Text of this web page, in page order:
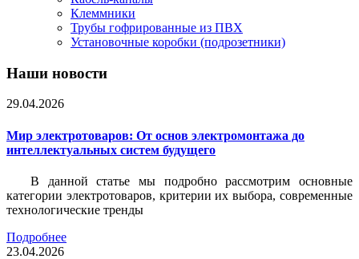
Клеммники
Трубы гофрированные из ПВХ
Установочные коробки (подрозетники)
Наши новости
29.04.2026
Мир электротоваров: От основ электромонтажа до
интеллектуальных систем будущего
В данной статье мы подробно рассмотрим основные
категории электротоваров, критерии их выбора, современные
технологические тренды
Подробнее
23.04.2026